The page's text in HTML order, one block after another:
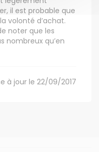
il est probable que
volonté d’achat.
noter que les
nombreux qu’en
à jour le 22/09/2017